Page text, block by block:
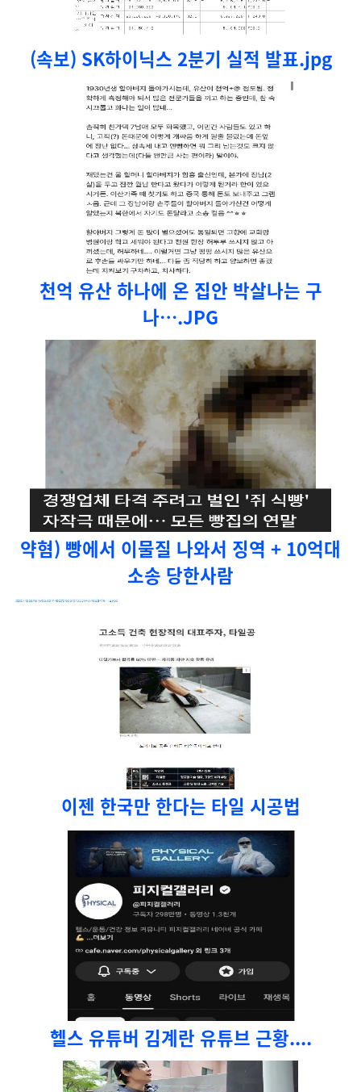
(속보) SK하이닉스 2분기 실적 발표.jpg
천억 유산 하나에 온 집안 박살나는 구
나….JPG
약혐) 빵에서 이물질 나와서 징역 + 10억대
소송 당한사람
이젠 한국만 한다는 타일 시공법
헬스 유튜버 김계란 유튜브 근황....